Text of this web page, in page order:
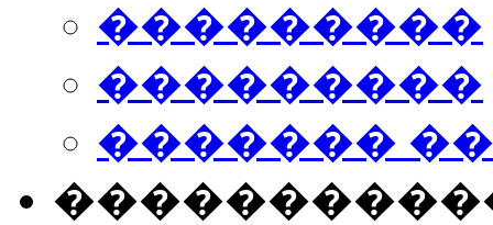
���������
���������
�������